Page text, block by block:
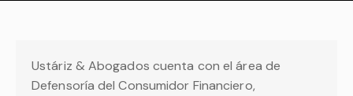
Ustáriz & Abogados cuenta con el área de
Defensoría del Consumidor Financiero,